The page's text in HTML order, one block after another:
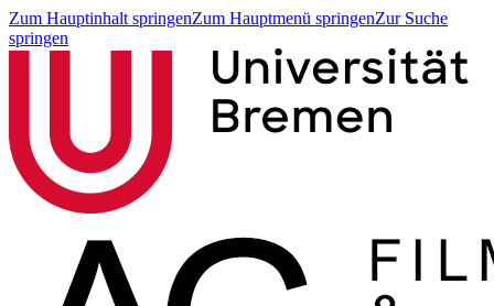
Zum Hauptinhalt springenZum Hauptmenü springenZur Suche
springen